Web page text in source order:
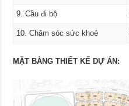
9. Cầu đi bộ
10. Chăm sóc sức khoẻ
MẶT BẰNG THIẾT KẾ DỰ ÁN: